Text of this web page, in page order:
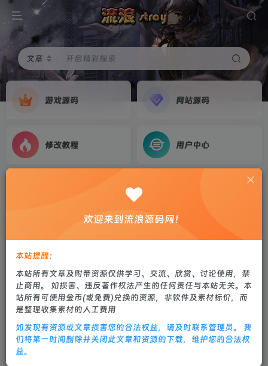
文章 开启精彩搜索
游戏源码 网站源码
修改教程 用户中心
2024最新整理Win系服务端+本地注册+GM授权
后台+教程
2年前更新
0 694 29
欢迎来到流浪源码网！
本站提醒：
本站所有文章及附带资源仅供学习、交流、欣赏、讨论使用，禁
止商用。 如损害、违反著作权法产生的任何责任与本站无关。本
站所有可使用金币(或免费)兑换的资源，非软件及素材标价，而
是整理收集素材的人工费用
如发现有资源或文章损害您的合法权益，请及时联系管理员。 我
们将第一时间删除并关闭此文章和资源的下载，维护您的合法权
益。